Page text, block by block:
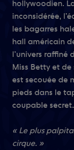
hollywoodien.
inconsidérée,
les bagarres
hall américain
l’univers raffiné
Miss Betty et
est secouée de
pieds dans le
coupable
« Le plus
cirque. »